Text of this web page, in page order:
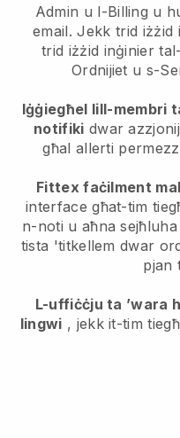
Admin u l-Billing u
email.Jekk trid iżżid
trid iżżid inġinier
Ordnijiet u s-
Iġġiegħel lill-membri
notifiki dwar
għal allerti
Fittex faċilment
interface għat-tim
n-noti u aħna sejħluha
tista 'titkellem dwar
pjan
L-uffiċċju ta ’wara
lingwi , jekk it-tim